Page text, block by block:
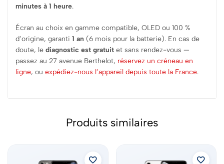
minutes à 1 heure.
Écran au choix en gamme compatible, OLED ou 100 %
d’origine, garanti 1 an (6 mois pour la batterie). En cas de
doute, le diagnostic est gratuit et sans rendez-vous —
passez au 27 avenue Berthelot, réservez un créneau en
ligne, ou expédiez-nous l’appareil depuis toute la France.
Produits similaires